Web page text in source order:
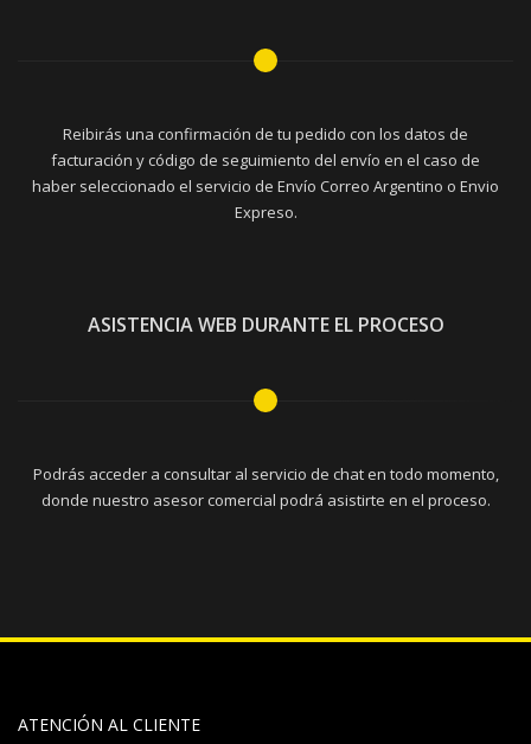
Reibirás una confirmación de tu pedido con los datos de
facturación y código de seguimiento del envío en el caso de
haber seleccionado el servicio de Envío Correo Argentino o Envio
Expreso.
ASISTENCIA WEB DURANTE EL PROCESO
Podrás acceder a consultar al servicio de chat en todo momento,
donde nuestro asesor comercial podrá asistirte en el proceso.
ATENCIÓN AL CLIENTE